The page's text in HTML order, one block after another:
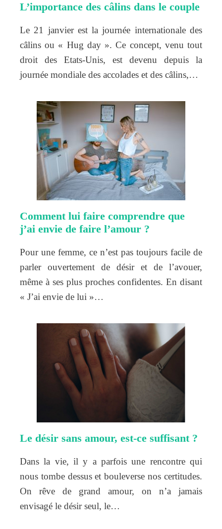
L’importance des câlins dans le couple
Le 21 janvier est la journée internationale des
câlins ou « Hug day ». Ce concept, venu tout
droit des Etats-Unis, est devenu depuis la
journée mondiale des accolades et des câlins,…
Comment lui faire comprendre que
j’ai envie de faire l’amour ?
Pour une femme, ce n’est pas toujours facile de
parler ouvertement de désir et de l’avouer,
même à ses plus proches confidentes. En disant
« J’ai envie de lui »…
Le désir sans amour, est-ce suffisant ?
Dans la vie, il y a parfois une rencontre qui
nous tombe dessus et bouleverse nos certitudes.
On rêve de grand amour, on n’a jamais
envisagé le désir seul, le…